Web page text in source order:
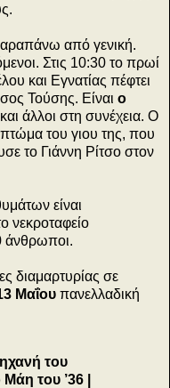
από γενική.
Στις 10:30 το πρωί
και Εγνατίας πέφτει
Τούσης. Είναι ο
άλλοι στη συνέχεια. Ο
του γιου της, που
το Γιάννη Ρίτσο στον
είναι
νεκροταφείο
άνθρωποι.
διαμαρτυρίας σε
Μαΐου πανελλαδική
του
του ’36 |